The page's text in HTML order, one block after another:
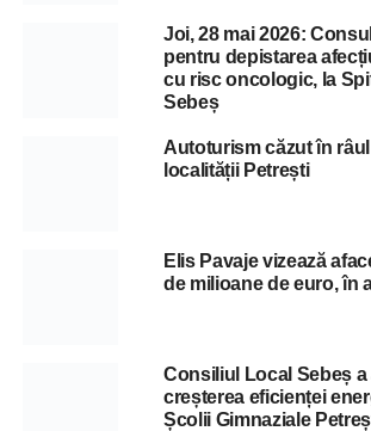
Joi, 28 mai 2026:
pentru depistarea
cu risc oncologic, la
Sebeș
Autoturism căzut în
localității Petrești
Elis Pavaje vizează
de milioane de euro, în
Consiliul Local Sebeș
creșterea eficienței
Școlii Gimnaziale